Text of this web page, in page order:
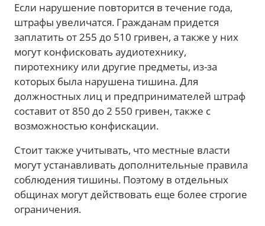
Если нарушение повторится в течение года,
штрафы увеличатся. Гражданам придется
заплатить от 255 до 510 гривен, а также у них
могут конфисковать аудиотехнику,
пиротехнику или другие предметы, из-за
которых была нарушена тишина. Для
должностных лиц и предпринимателей штраф
составит от 850 до 2 550 гривен, также с
возможностью конфискации.
Стоит также учитывать, что местные власти
могут устанавливать дополнительные правила
соблюдения тишины. Поэтому в отдельных
общинах могут действовать еще более строгие
ограничения.